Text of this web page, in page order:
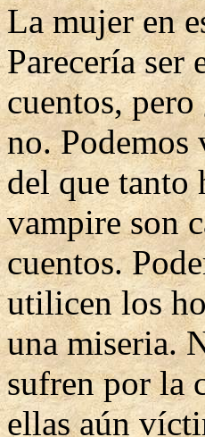
La mujer en
Parecería ser
cuentos,
no. Podemos
del que tanto
vampire son
cuentos.
utilicen los
una miseria.
sufren por la
ellas aún